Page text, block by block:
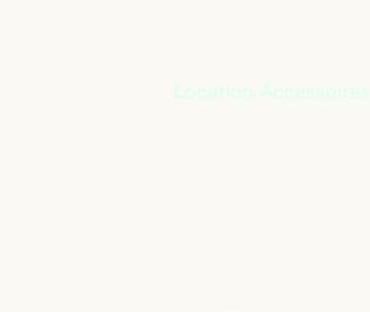
Location Accessoires